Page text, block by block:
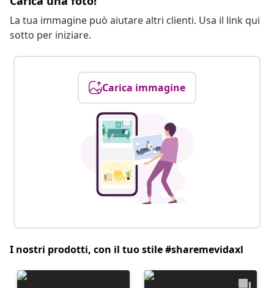
La tua immagine può aiutare altri clienti. Usa il link qui
sotto per iniziare.
Carica immagine
I nostri prodotti, con il tuo stile #sharemevidaxl